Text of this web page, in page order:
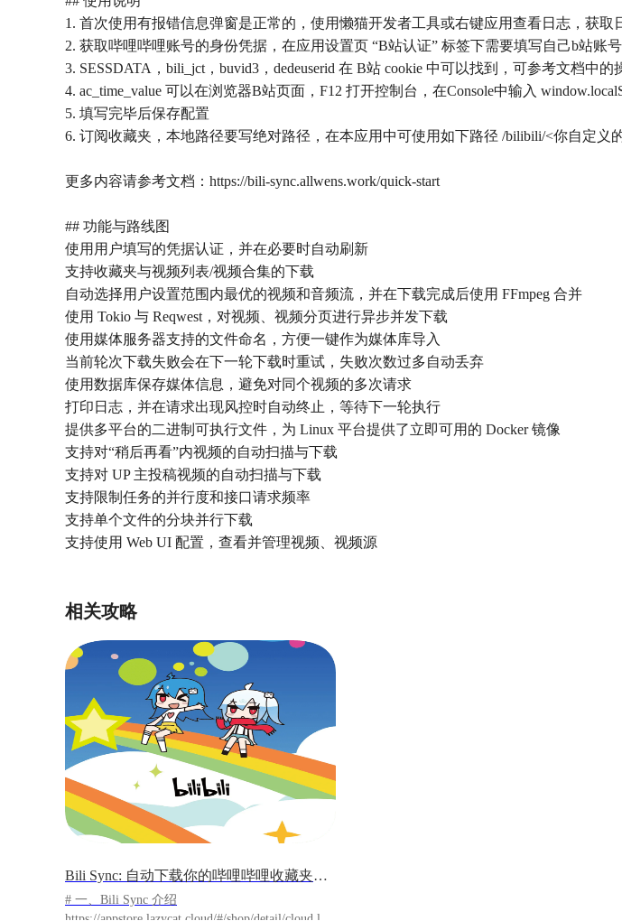
1. 首次使用有报错信息弹窗是正常的，使用懒猫开发者工具或右键应用查看日志，获取
2. 获取哔哩哔哩账号的身份凭据，在应用设置页 “B站认证” 标签下需要填写自己b站账号
3. SESSDATA，bili_jct，buvid3，dedeuserid 在 B站 cookie 中可以找到，可参考文档中的
4. ac_time_value 可以在浏览器B站页面，F12 打开控制台，在Console中输入
5. 填写完毕后保存配置
6. 订阅收藏夹，本地路径要写绝对路径，在本应用中可使用如下路径 /bilibili/<你自定
更多内容请参考文档：https://bili-sync.allwens.work/quick-start
## 功能与路线图
使用用户填写的凭据认证，并在必要时自动刷新
支持收藏夹与视频列表/视频合集的下载
自动选择用户设置范围内最优的视频和音频流，并在下载完成后使用 FFmpeg 合并
使用 Tokio 与 Reqwest，对视频、视频分页进行异步并发下载
使用媒体服务器支持的文件命名，方便一键作为媒体库导入
当前轮次下载失败会在下一轮下载时重试，失败次数过多自动丢弃
使用数据库保存媒体信息，避免对同个视频的多次请求
打印日志，并在请求出现风控时自动终止，等待下一轮执行
提供多平台的二进制可执行文件，为 Linux 平台提供了立即可用的 Docker 镜像
支持对“稍后再看”内视频的自动扫描与下载
支持对 UP 主投稿视频的自动扫描与下载
支持限制任务的并行度和接口请求频率
支持单个文件的分块并行下载
支持使用 Web UI 配置，查看并管理视频、视频源
相关攻略
Bili Sync: 自动下载你的哔哩哔哩收藏夹视频
# 一、Bili Sync 介绍